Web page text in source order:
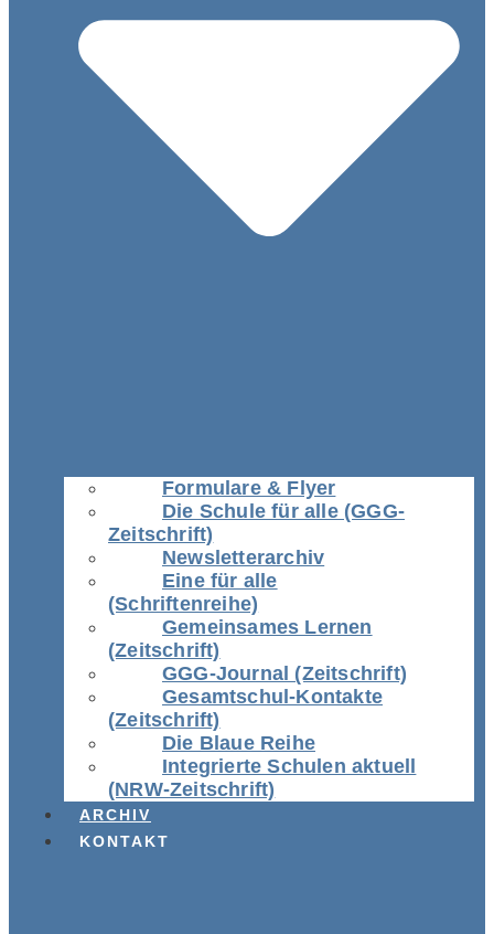
Formulare & Flyer
Die Schule für alle (GGG-
Zeitschrift)
Newsletterarchiv
Eine für alle
(Schriftenreihe)
Gemeinsames Lernen
(Zeitschrift)
GGG-Journal (Zeitschrift)
Gesamtschul-Kontakte
(Zeitschrift)
Die Blaue Reihe
Integrierte Schulen aktuell
(NRW-Zeitschrift)
ARCHIV
KONTAKT